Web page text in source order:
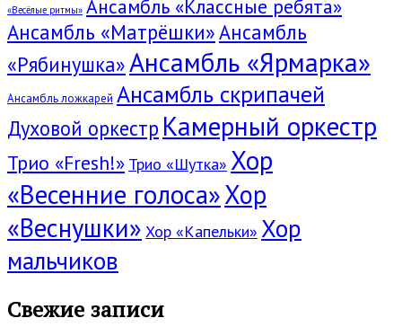
«Весёлые ритмы» Ансамбль «Классные ребята»
Ансамбль «Матрёшки»Ансамбль
«Рябинушка»Ансамбль «Ярмарка»
Ансамбль ложкарей Ансамбль скрипачей
Духовой оркестр Камерный оркестр
Трио «Fresh!» Трио «Шутка» Хор
«Весенние голоса»Хор
«Веснушки» Хор «Капельки» Хор
мальчиков
Свежие записи